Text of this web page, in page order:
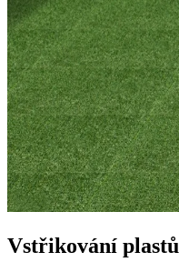
Vstřikování plastů